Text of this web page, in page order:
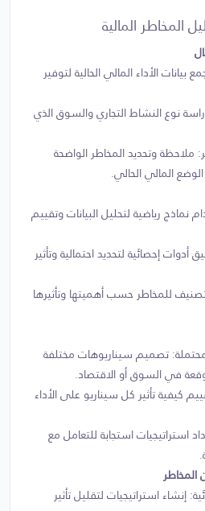
المخاطر المالية
بيانات الأداء المالي الحالية لتوفير
نوع النشاط التجاري والسوق الذي
ملاحظة وتحديد المخاطر الواضحة
المالي الحالي.
نماذج رياضية لتحليل البيانات وتقييم
إحصائية لتحديد احتمالية وتأثير
للمخاطر حسب أهميتها وتأثيرها
تصميم سيناريوهات مختلفة
في السوق أو الاقتصاد.
كيفية تأثير كل سيناريو على الأداء
استراتيجيات استجابة للتعامل مع
المخاطر
إنشاء استراتيجيات لتقليل تأثير